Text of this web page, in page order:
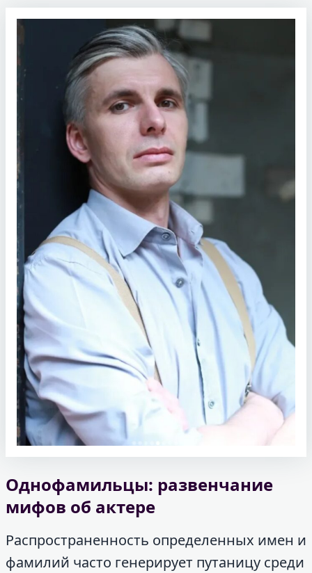
Однофамильцы: развенчание
мифов об актере
Распространенность определенных имен и
фамилий часто генерирует путаницу среди